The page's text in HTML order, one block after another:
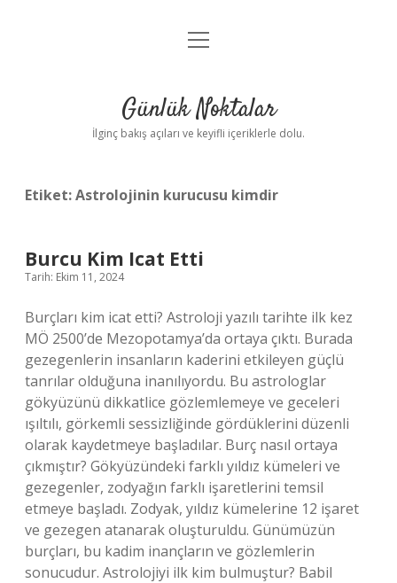
Anasayfa
Yasal Uyarı
menüyü
Günlük Noktalar
İlginç bakış açıları ve keyifli içeriklerle dolu.
Etiket:Astrolojinin kurucusu kimdir
Burcu Kim Icat Etti
Tarih: Ekim 11, 2024
Burçları kim icat etti? Astroloji yazılı tarihte ilk kez
MÖ 2500’de Mezopotamya’da ortaya çıktı. Burada
gezegenlerin insanların kaderini etkileyen güçlü
tanrılar olduğuna inanılıyordu. Bu astrologlar
gökyüzünü dikkatlice gözlemlemeye ve geceleri
ışıltılı, görkemli sessizliğinde gördüklerini düzenli
olarak kaydetmeye başladılar. Burç nasıl ortaya
çıkmıştır? Gökyüzündeki farklı yıldız kümeleri ve
gezegenler, zodyağın farklı işaretlerini temsil
etmeye başladı. Zodyak, yıldız kümelerine 12 işaret
ve gezegen atanarak oluşturuldu. Günümüzün
burçları, bu kadim inançların ve gözlemlerin
sonucudur. Astrolojiyi ilk kim bulmuştur? Babil